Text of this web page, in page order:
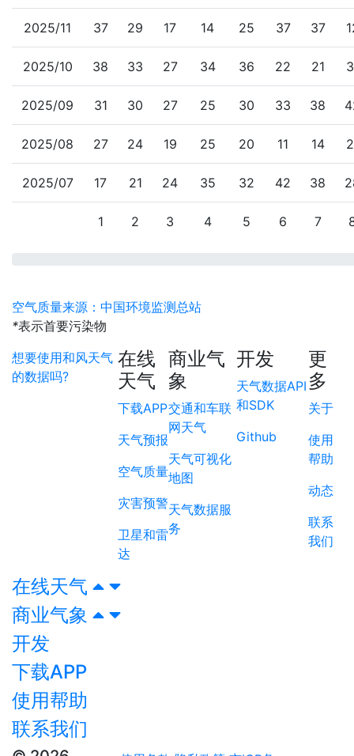
2025/11 37 29 17 14 25 37 37
2025/10 38 33 27 34 36 22 21
2025/09 31 30 27 25 30 33 38
2025/08 27 24 19 25 20 11 14
2025/07 17 21 24 35 32 42 38
1 2 3 4 5 6 7
空气质量来源：中国环境监测总站
*表示首要污染物
想要使用和风天气
的数据吗?
在线
天气
下载APP
天气预报
空气质量
灾害预警
卫星和雷
达
商业气
象
交通和车联
网天气
天气可视化
地图
天气数据服
务
开发
天气数据API
和SDK
Github
更
多
关于
使用
帮助
动态
联系
我们
在线天气
商业气象
开发
下载APP
使用帮助
联系我们